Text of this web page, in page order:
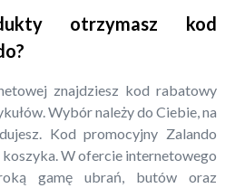
otrzymasz kod
znajdziesz kod rabatowy
Wybór należy do Ciebie, na
Kod promocyjny Zalando
W ofercie internetowego
gamę ubrań, butów oraz